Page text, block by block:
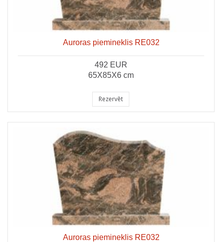
Auroras piemineklis RE032
492 EUR
65X85X6 cm
Rezervēt
Auroras piemineklis RE032